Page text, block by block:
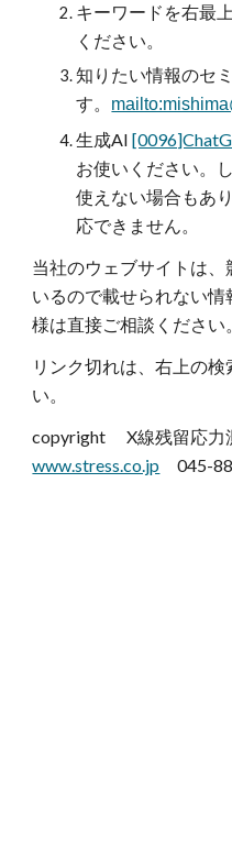
キーワードを右最
ください。
知りたい情報のセ
す。
生成AI
お使いください。
使えない場合もあ
応できません。
当社のウェブサイトは
いるので載せられない
様は直接ご相談ください。
リンク切れは、右上の
い。
copyright X線残留応力
www.stress.co.jp 045-